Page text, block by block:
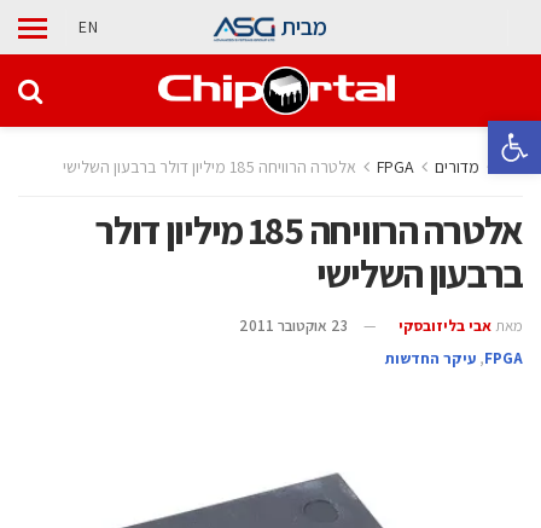
פתח סרגל נגישות
מבית EN
בית מדורים ‫‪FPGA‬‬ אלטרה הרוויחה 185 מיליון דולר ברבעון השלישי
אלטרה הרוויחה 185 מיליון דולר
ברבעון השלישי
מאת אבי בליזובסקי
23 אוקטובר 2011
‫‪FPGA‬‬
, עיקר החדשות